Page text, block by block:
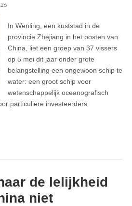
In Wenling, een kuststad in de
provincie Zhejiang in het oosten van
China, liet een groep van 37 vissers
op 5 mei dit jaar onder grote
belangstelling een ongewoon schip te
water: een groot schip voor
wetenschappelijk oceanografisch
particuliere investeerders
de lelijkheid
niet